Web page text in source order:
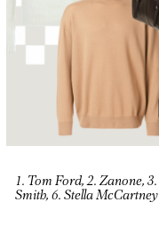
1. Tom Ford, 2. Zanone,
Smith, 6. Stella McCartney